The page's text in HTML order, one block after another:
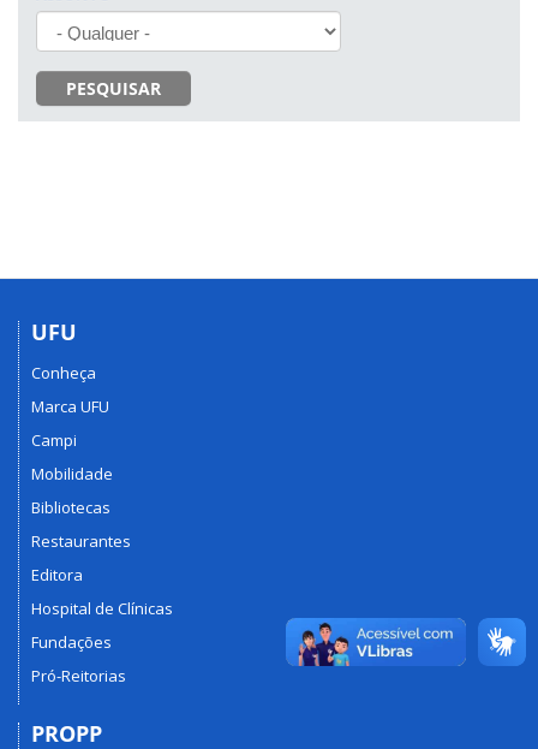
PESQUISAR
UFU
Conheça
Marca UFU
Campi
Mobilidade
Bibliotecas
Restaurantes
Editora
Hospital de Clínicas
Fundações
Pró-Reitorias
PROPP